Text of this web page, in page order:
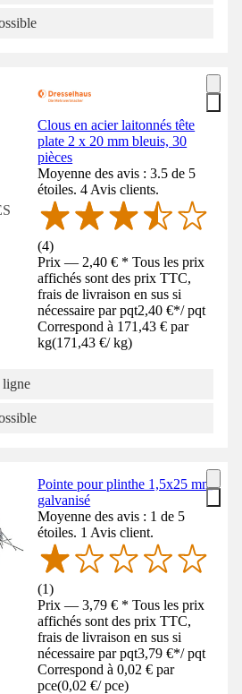
Clous en acier laitonnés tête
plate 2 x 20 mm bleuis, 30
pièces
Moyenne des avis : 3.5 de 5
étoiles. 4 Avis clients.
(4)
Prix — 2,40 € * Tous les prix
affichés sont des prix TTC,
frais de livraison en sus si
nécessaire par pqt2,40 €*/ pqt
Correspond à 171,43 € par
kg(171,43 €/ kg)
ligne
Pointe pour plinthe 1,5x25 mm
galvanisé
Moyenne des avis : 1 de 5
étoiles. 1 Avis client.
(1)
Prix — 3,79 € * Tous les prix
affichés sont des prix TTC,
frais de livraison en sus si
nécessaire par pqt3,79 €*/ pqt
Correspond à 0,02 € par
pce(0,02 €/ pce)